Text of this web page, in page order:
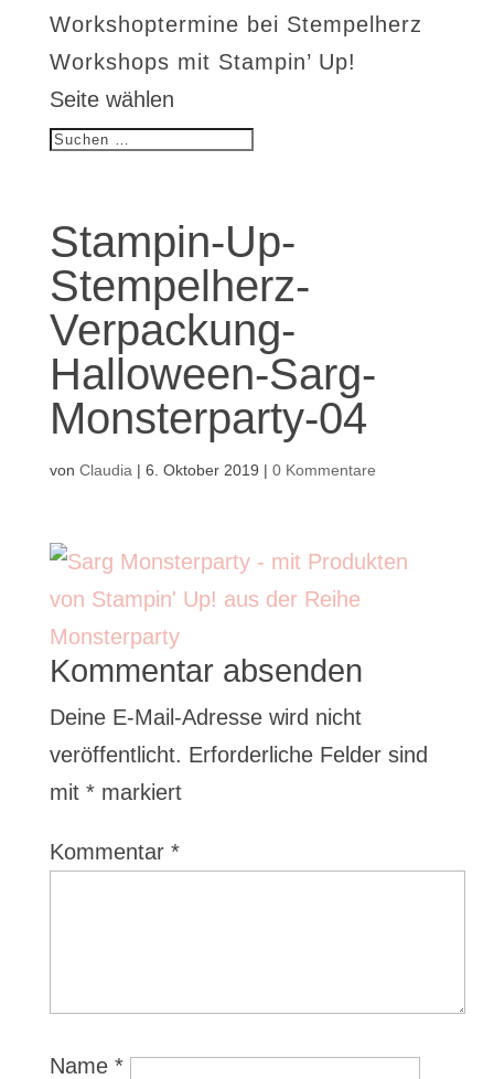
Workshoptermine bei Stempelherz
Workshops mit Stampin’ Up!
Seite wählen
Stampin-Up-
Stempelherz-
Verpackung-
Halloween-Sarg-
Monsterparty-04
von Claudia | 6. Oktober 2019 | 0 Kommentare
Kommentar absenden
Deine E-Mail-Adresse wird nicht
veröffentlicht. Erforderliche Felder sind
mit *markiert
Kommentar *
Name *